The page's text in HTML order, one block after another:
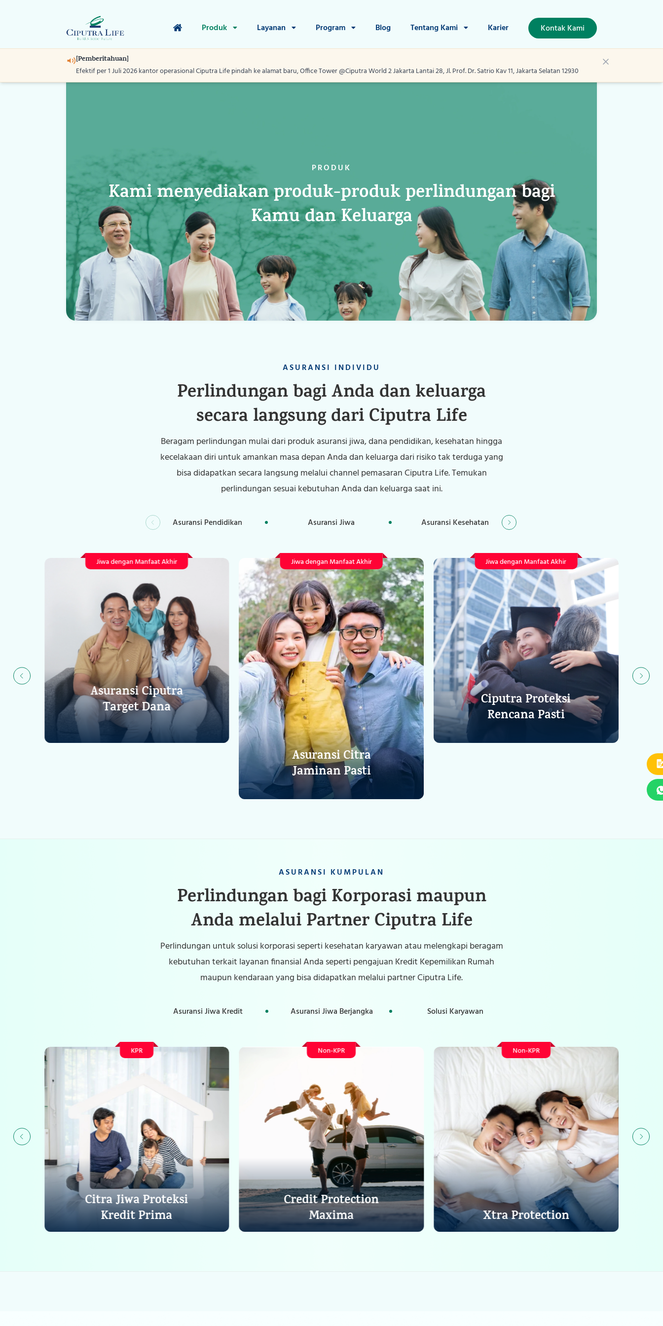
Produk Layanan Program Blog Tentang Kami Karier Kontak Kami
[Pemberitahuan]
Efektif per 1 Juli 2026 kantor operasional Ciputra Life pindah ke alamat baru, Office Tower @Ciputra World 2 Jakarta Lantai 28, Jl. Prof. Dr. Satrio Kav 11, Jakarta Selatan 12930
Program
Blog
Tentang Kami
Karier
Kontak Kami
PRODUK
Kami menyediakan produk-produk perlindungan bagi
Kamu dan Keluarga
ASURANSI INDIVIDU
Perlindungan bagi Anda dan keluarga
secara langsung dari Ciputra Life
Beragam perlindungan mulai dari produk asuransi jiwa, dana pendidikan, kesehatan hingga
kecelakaan diri untuk amankan masa depan Anda dan keluarga dari risiko tak terduga yang
bisa didapatkan secara langsung melalui channel pemasaran Ciputra Life. Temukan
perlindungan sesuai kebutuhan Anda dan keluarga saat ini.
Asuransi Pendidikan Asuransi Jiwa Asuransi Kesehatan
Jiwa dengan Manfaat Akhir
Asuransi Ciputra
Target Dana
Jiwa dengan Manfaat Akhir
Asuransi Citra
Jaminan Pasti
Jiwa dengan Manfaat Akhir
Ciputra Proteksi
Rencana Pasti
ASURANSI KUMPULAN
Perlindungan bagi Korporasi maupun
Anda melalui Partner Ciputra Life
Perlindungan untuk solusi korporasi seperti kesehatan karyawan atau melengkapi beragam
kebutuhan terkait layanan finansial Anda seperti pengajuan Kredit Kepemilikan Rumah
maupun kendaraan yang bisa didapatkan melalui partner Ciputra Life.
Asuransi Jiwa Kredit Asuransi Jiwa Berjangka Solusi Karyawan
KPR
Citra Jiwa Proteksi
Kredit Prima
Non-KPR
Credit Protection
Maxima
Non-KPR
Xtra Protection